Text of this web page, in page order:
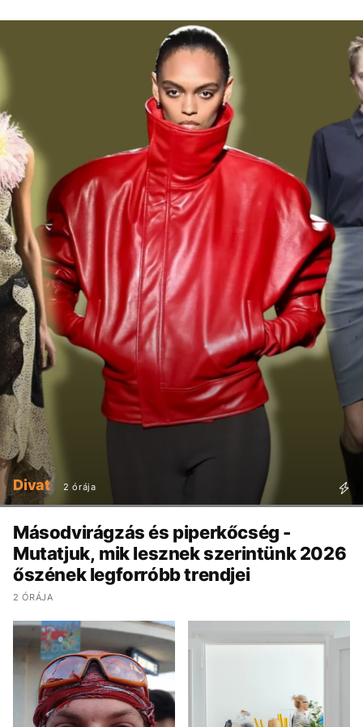
Divat 2 órája
Másodvirágzás és piperkőcség -
Mutatjuk, mik lesznek szerintünk 2026
őszének legforróbb trendjei
2 ÓRÁJA